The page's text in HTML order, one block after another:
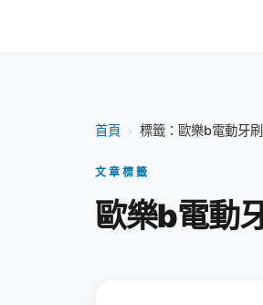
首頁 › 標籤：歐樂b電動牙刷
文章標籤
歐樂b電動